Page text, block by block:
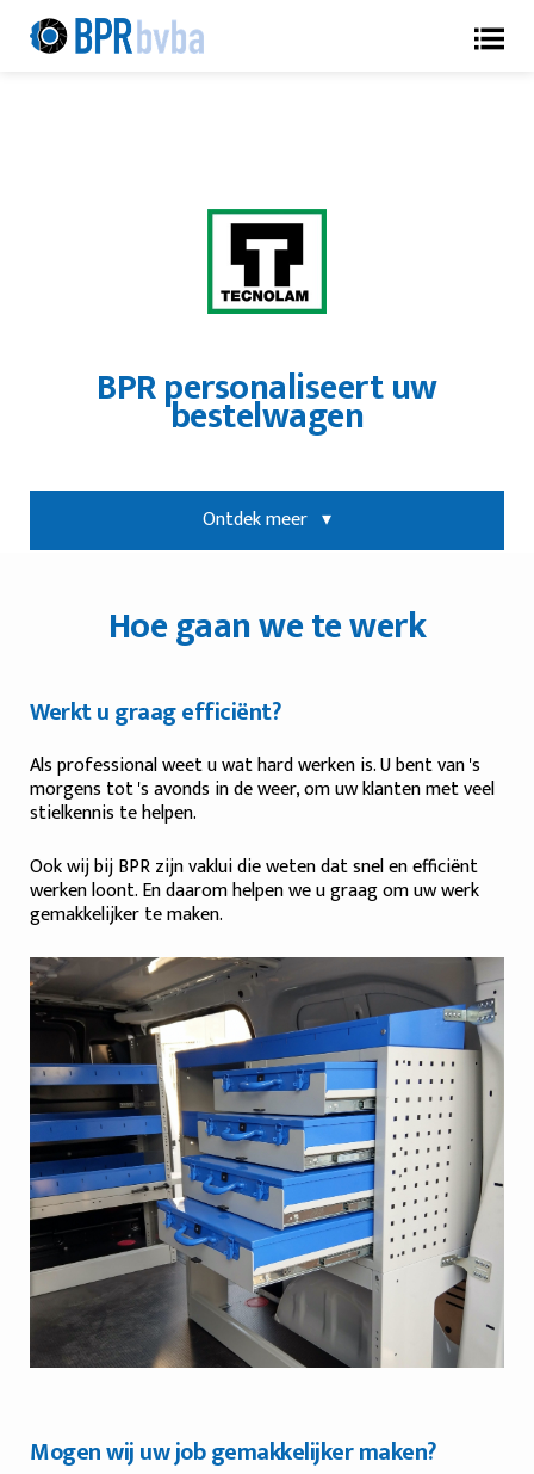
BPR personaliseert uw
bestelwagen
Ontdek meer ▾
Hoe gaan we te werk
Werkt u graag efficiënt?
Als professional weet u wat hard werken is. U bent van 's
morgens tot 's avonds in de weer, om uw klanten met veel
stielkennis te helpen.
Ook wij bij BPR zijn vaklui die weten dat snel en efficiënt
werken loont. En daarom helpen we u graag om uw werk
gemakkelijker te maken.
Mogen wij uw job gemakkelijker maken?